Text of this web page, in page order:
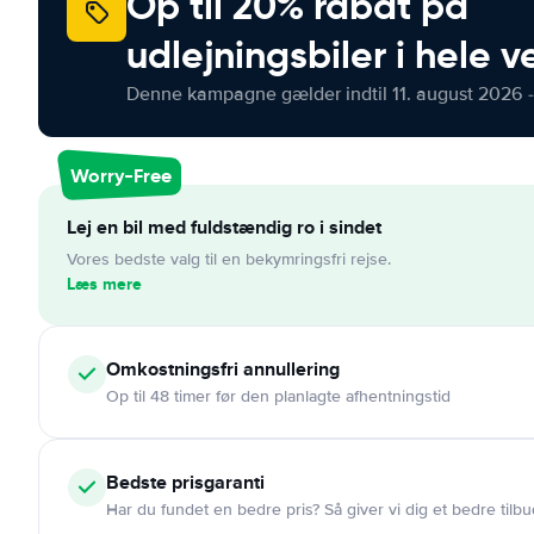
udlejningsbiler i hele
Denne kampagne gælder indtil 11. august 2026
Worry-Free
Lej en bil med fuldstændig ro i sindet
Vores bedste valg til en bekymringsfri rejse.
Læs mere
Omkostningsfri annullering
Op til 48 timer før den planlagte afhentningstid
Bedste prisgaranti
Har du fundet en bedre pris? Så giver vi dig et bedre